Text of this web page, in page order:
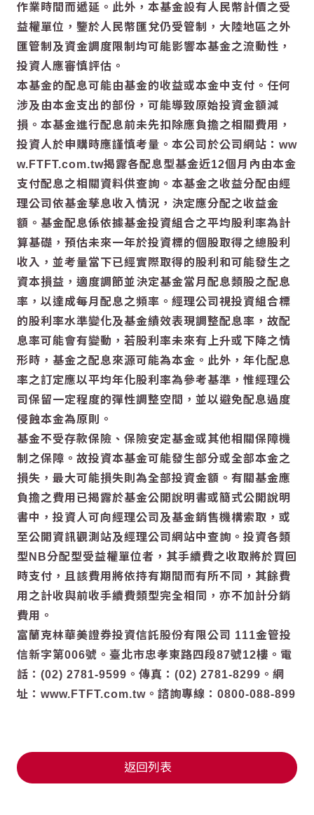
作業時間而遞延。此外，本基金設有人民幣計價之受
益權單位，鑒於人民幣匯兌仍受管制，大陸地區之外
匯管制及資金調度限制均可能影響本基金之流動性，
投資人應審慎評估。
本基金的配息可能由基金的收益或本金中支付。任何
涉及由本金支出的部份，可能導致原始投資金額減
損。本基金進行配息前未先扣除應負擔之相關費用，
投資人於申購時應謹慎考量。本公司於公司網站：ww
w.FTFT.com.tw揭露各配息型基金近12個月內由本金
支付配息之相關資料供查詢。本基金之收益分配由經
理公司依基金孳息收入情況，決定應分配之收益金
額。基金配息係依據基金投資組合之平均股利率為計
算基礎，預估未來一年於投資標的個股取得之總股利
收入，並考量當下已經實際取得的股利和可能發生之
資本損益，適度調節並決定基金當月配息類股之配息
率，以達成每月配息之頻率。經理公司視投資組合標
的股利率水準變化及基金績效表現調整配息率，故配
息率可能會有變動，若股利率未來有上升或下降之情
形時，基金之配息來源可能為本金。此外，年化配息
率之訂定應以平均年化股利率為參考基準，惟經理公
司保留一定程度的彈性調整空間，並以避免配息過度
侵蝕本金為原則。
基金不受存款保險、保險安定基金或其他相關保障機
制之保障。故投資本基金可能發生部分或全部本金之
損失，最大可能損失則為全部投資金額。有關基金應
負擔之費用已揭露於基金公開說明書或簡式公開說明
書中，投資人可向經理公司及基金銷售機構索取，或
至公開資訊觀測站及經理公司網站中查詢。投資各類
型NB分配型受益權單位者，其手續費之收取將於買回
時支付，且該費用將依持有期間而有所不同，其餘費
用之計收與前收手續費類型完全相同，亦不加計分銷
費用。
富蘭克林華美證券投資信託股份有限公司 111金管投
信新字第006號。臺北市忠孝東路四段87號12樓。電
話：(02) 2781-9599。傳真：(02) 2781-8299。網
址：www.FTFT.com.tw。諮詢專線：0800-088-899
返回列表